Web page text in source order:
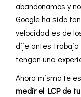
abandonamos y
Google ha sido
velocidad es de
dije antes trabaja
tengan una
Ahora mismo te
medir el LCP de